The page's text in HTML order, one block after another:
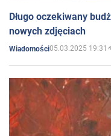
Długo oczekiwany
nowych zdjęciach
Wiadomości05.03.2025 19:31